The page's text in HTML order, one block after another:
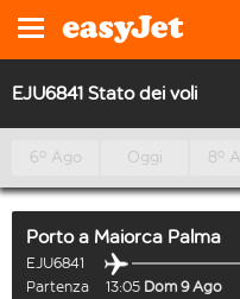
EJU6841 Stato dei voli
6º Ago Oggi 8º
Portoa Maiorca Palma
EJU6841
Partenza
13:05 Dom 9 Ago